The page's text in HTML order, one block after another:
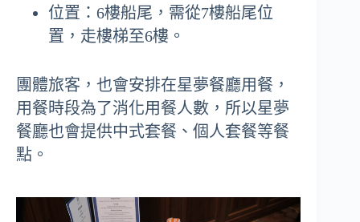
位置：6樓船尾，需從7樓船尾位
置，走樓梯至6樓。
團體旅客，也會安排在星夢餐廳用餐，
用餐時段為了消化用餐人數，所以星夢
餐廳也會提供中式套餐、個人套餐等餐
點。